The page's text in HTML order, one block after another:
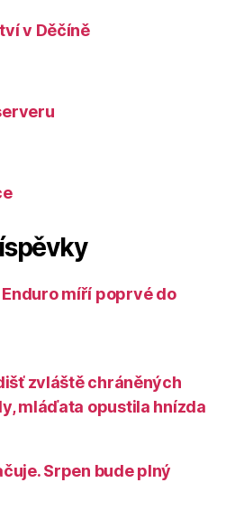
v Děčíně
míří poprvé do
zvláště chráněných
mláďata opustila hnízda
Srpen bude plný